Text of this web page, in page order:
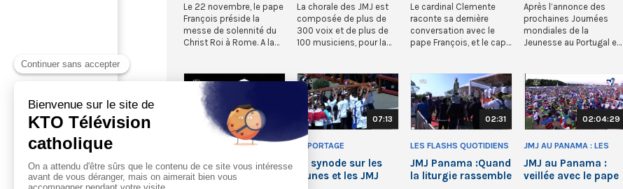
Le 22 novembre, le pape
François préside la
messe de solennité du
Christ Roi à Rome. A la
La chorale des JMJ est
composée de plus de
300 voix et de plus de
100 musiciens, pour la
Le cardinal Clemente
raconte sa dernière
conversation avec le
pape François, et le cap
Après l’annonce des
prochaines Journées
mondiales de la
Jeunesse au Portugal en
05:55
ANGÉLUS ET REGINA CÆLI
Le pape François
s’adresse aux
07:13
REPORTAGE
Le synode sur les
jeunes et les JMJ
02:31
LES FLASHS QUOTIDIENS
(JMJ PANAMA)
JMJ Panama :Quand
la liturgie rassemble
02:04:29
JMJ AU PANAMA : LES
GRANDES CÉLÉBRATIONS
JMJ au Panama :
veillée avec le pape